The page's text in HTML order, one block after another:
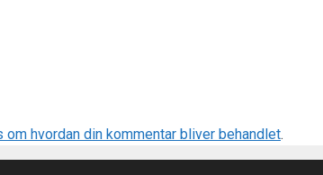
om hvordan din kommentar bliver behandlet.